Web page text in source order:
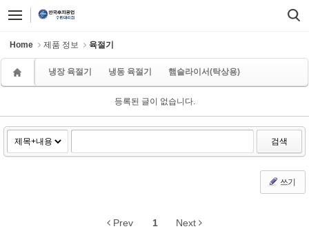
Home 제품 정보 육절기
냉장 육절기 냉동 육절기 햄슬라이서(탁상용)
등록된 글이 없습니다.
검색
쓰기
Prev 1 Next